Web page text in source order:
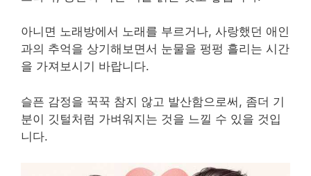
아니면 노래방에서 노래를 부르거나, 사랑했던 애인
과의 추억을 상기해보면서 눈물을 펑펑 흘리는 시간
을 가져보시기 바랍니다.
슬픈 감정을 꾹꾹 참지 않고 발산함으로써, 좀더 기
분이 깃털처럼 가벼워지는 것을 느낄 수 있을 것입
니다.